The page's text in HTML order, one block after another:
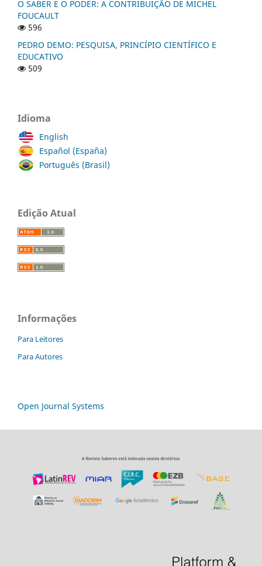
O SABER E O PODER: A CONTRIBUIÇÃO DE MICHEL
FOUCAULT
596
PEDRO DEMO: PESQUISA, PRINCÍPIO CIENTÍFICO E
EDUCATIVO
509
Idioma
English
Español (España)
Português (Brasil)
Edição Atual
Informações
Para Leitores
Para Autores
Open Journal Systems